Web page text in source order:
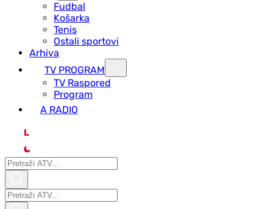
Fudbal
Košarka
Tenis
Ostali sportovi
Arhiva
TV PROGRAM
ТV Raspored
Program
A RADIO
L